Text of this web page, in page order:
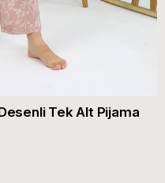
Tek Alt Pijama